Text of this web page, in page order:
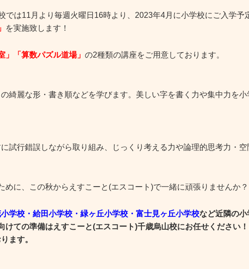
では11月より毎週火曜日16時より、2023年4月に小学校にご入学予
を実施致します！
」「算数パズル道場」 の2種類の講座をご用意しております。
綺麗な形・書き順などを学びます。美しい字を書く力や集中力を小
試行錯誤しながら取り組み、じっくり考える力や論理的思考力・空
めに、この秋からえすこーと(エスコート)で一緒に頑張りませんか？
学校・給田小学校・緑ヶ丘小学校・富士見ヶ丘小学校など近隣の小
けての準備はえすこーと(エスコート)千歳烏山校にお任せください
ます。